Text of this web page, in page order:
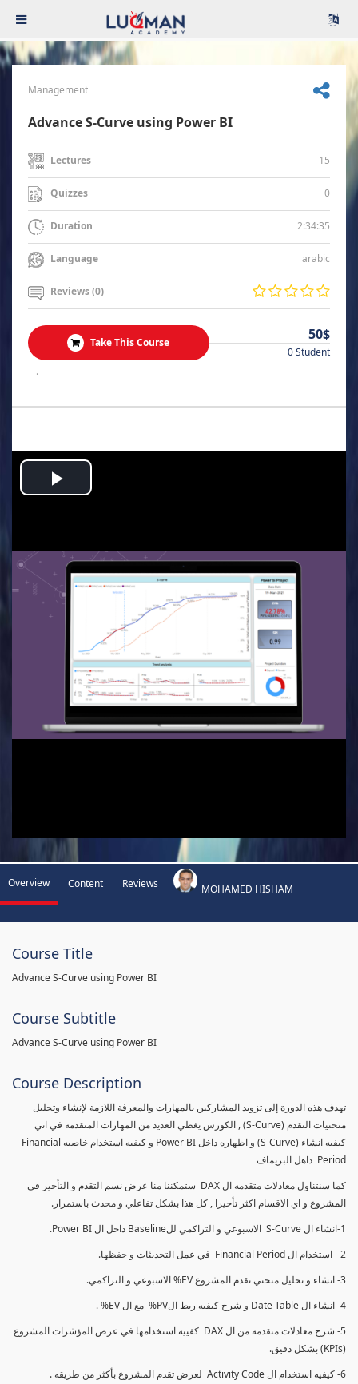
Management
Advance S-Curve using Power BI
Lectures 15
Quizzes 0
Duration 2:34:35
Language arabic
Reviews (0)
Take This Course 50$
0 Student
.
Play
Overview Content Reviews MOHAMED HISHAM
Course Title
Advance S-Curve using Power BI
Course Subtitle
Advance S-Curve using Power BI
Course Description
تهدف هذه الدورة إلى تزويد المشاركين بالمهارات والمعرفة اللازمة لإنشاء وتحليل
منحنيات التقدم (S-Curve) , الكورس يغطي العديد من المهارات المتقدمه في اني
كيفيه انشاء (S-Curve) و اظهاره داخل Power BI و كيفيه استخدام خاصيه Financial
Period داهل البريماف
كما سنتناول معادلات متقدمه ال DAX ستمكننا منا عرض نسم التقدم و التأخير في
المشروع و اي الاقسام اكثر تأخيرا , كل هذا بشكل تفاعلي و محدث باستمرار.
1-انشاء ال S-Curve الاسبوعي و التراكمي للBaseline داخل ال Power BI.
2- استخدام ال Financial Period في عمل التحديثات و حفظها.
3- انشاء و تحليل منحني تقدم المشروع EV% الاسبوعي و التراكمي.
4- انشاء ال Date Table و شرح كيفيه ربط الPV% مع ال EV% .
5- شرح معادلات متقدمه من ال DAX كفييه استخدامها في عرض المؤشرات المشروع
(KPIs) بشكل دقيق.
6- كيفيه استخدام ال Activity Code لعرض تقدم المشروع بأكثر من طريقه .